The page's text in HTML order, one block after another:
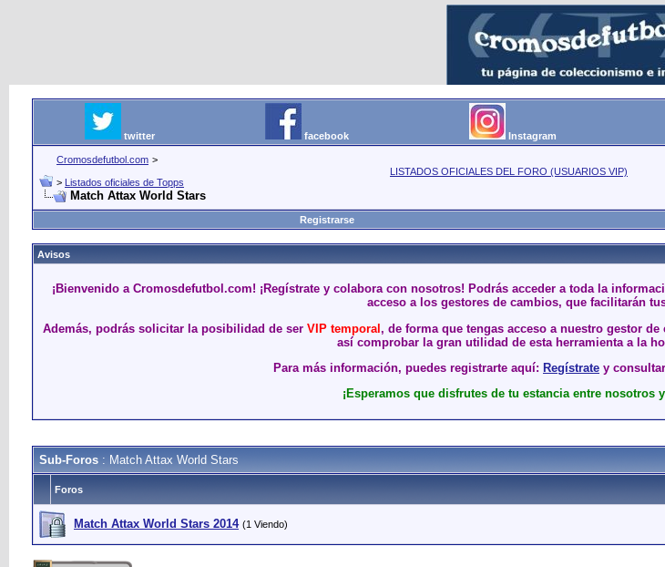
twitter facebook Instagram
Cromosdefutbol.com >
LISTADOS OFICIALES DEL FORO (USUARIOS VIP)
> Listados oficiales de Topps
Match Attax World Stars
Registrarse
Avisos
¡Bienvenido a Cromosdefutbol.com! ¡Regístrate y colabora con nosotros! Podrás acceder a toda la
acceso a los gestores de cambios, que facilitarán
Además, podrás solicitar la posibilidad de ser VIP temporal, de forma que tengas acceso a nuestro gestor
así comprobar la gran utilidad de esta herramienta a la
Para más información, puedes registrarte aquí: Regístrate y
¡Esperamos que disfrutes de tu estancia entre nosotros
Sub-Foros : Match Attax World Stars
Foros
Match Attax World Stars 2014 (1 Viendo)